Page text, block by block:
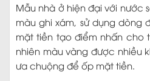
Mẫu nhà ở hiện đại với nước
màu ghi xám, sử dụng dòng
mặt tiền tạo điểm nhấn cho
nhiên màu vàng được nhiều
ưa chuộng để ốp mặt tiền.